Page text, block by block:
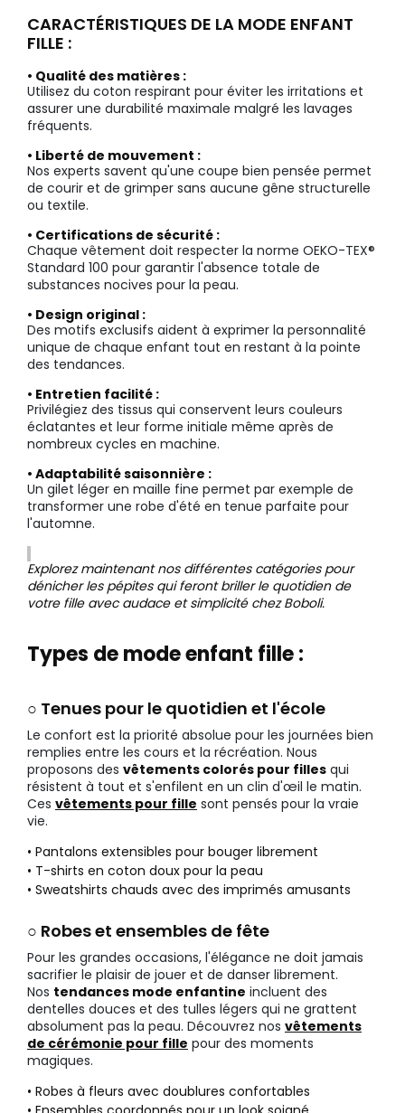
CARACTÉRISTIQUES DE LA MODE ENFANT
FILLE :
• Qualité des matières :
Utilisez du coton respirant pour éviter les irritations et
assurer une durabilité maximale malgré les lavages
fréquents.
• Liberté de mouvement :
Nos experts savent qu'une coupe bien pensée permet
de courir et de grimper sans aucune gêne structurelle
ou textile.
• Certifications de sécurité :
Chaque vêtement doit respecter la norme OEKO-TEX®
Standard 100 pour garantir l'absence totale de
substances nocives pour la peau.
• Design original :
Des motifs exclusifs aident à exprimer la personnalité
unique de chaque enfant tout en restant à la pointe
des tendances.
• Entretien facilité :
Privilégiez des tissus qui conservent leurs couleurs
éclatantes et leur forme initiale même après de
nombreux cycles en machine.
• Adaptabilité saisonnière :
Un gilet léger en maille fine permet par exemple de
transformer une robe d'été en tenue parfaite pour
l'automne.
Explorez maintenant nos différentes catégories pour
dénicher les pépites qui feront briller le quotidien de
votre fille avec audace et simplicité chez Boboli.
Types de mode enfant fille :
○ Tenues pour le quotidien et l'école
Le confort est la priorité absolue pour les journées bien
remplies entre les cours et la récréation. Nous
proposons des vêtements colorés pour filles qui
résistent à tout et s'enfilent en un clin d'œil le matin.
Ces vêtements pour fille sont pensés pour la vraie
vie.
• Pantalons extensibles pour bouger librement
• T-shirts en coton doux pour la peau
• Sweatshirts chauds avec des imprimés amusants
○ Robes et ensembles de fête
Pour les grandes occasions, l'élégance ne doit jamais
sacrifier le plaisir de jouer et de danser librement.
Nos tendances mode enfantine incluent des
dentelles douces et des tulles légers qui ne grattent
absolument pas la peau. Découvrez nos vêtements
de cérémonie pour fille pour des moments
magiques.
• Robes à fleurs avec doublures confortables